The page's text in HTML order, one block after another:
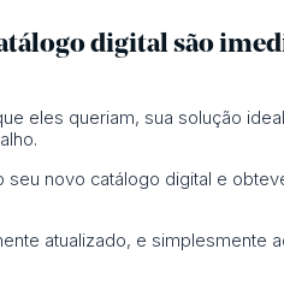
digital são
eles queriam, sua solução
novo catálogo digital e
atualizado, e simplesmente